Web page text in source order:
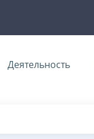
Деятельность